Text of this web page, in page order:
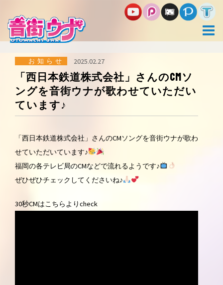
コ
ン
テ
ン
ツ
お知らせ 2025.02.27
「西日本鉄道株式会社」さんのCMソ
ングを音街ウナが歌わせていただい
ています♪
「西日本鉄道株式会社」さんのCMソングを音街ウナが歌わ
せていただいています♪
福岡の各テレビ局のCMなどで流れるようです♪
ぜひぜひチェックしてくださいね♪
30秒CMはこちらよりcheck